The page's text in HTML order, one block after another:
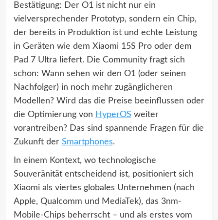
Bestätigung: Der O1 ist nicht nur ein
vielversprechender Prototyp, sondern ein Chip,
der bereits in Produktion ist und echte Leistung
in Geräten wie dem Xiaomi 15S Pro oder dem
Pad 7 Ultra liefert. Die Community fragt sich
schon: Wann sehen wir den O1 (oder seinen
Nachfolger) in noch mehr zugänglicheren
Modellen? Wird das die Preise beeinflussen oder
die Optimierung von HyperOS weiter
vorantreiben? Das sind spannende Fragen für die
Zukunft der Smartphones.
In einem Kontext, wo technologische
Souveränität entscheidend ist, positioniert sich
Xiaomi als viertes globales Unternehmen (nach
Apple, Qualcomm und MediaTek), das 3nm-
Mobile-Chips beherrscht – und als erstes vom